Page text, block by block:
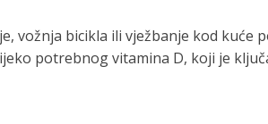
vožnja bicikla ili vježbanje kod
potrebnog vitamina D, koji je